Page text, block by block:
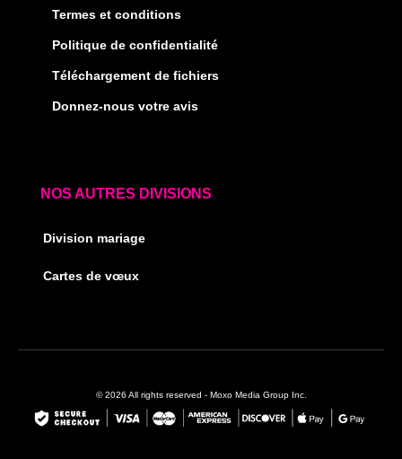
Termes et conditions
Politique de confidentialité
Téléchargement de fichiers
Donnez-nous votre avis
NOS AUTRES DIVISIONS
Division mariage
Cartes de vœux
© 2026 All rights reserved - Moxo Media Group Inc.